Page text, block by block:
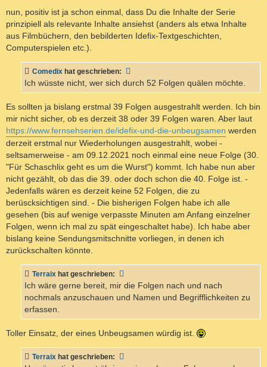
nun, positiv ist ja schon einmal, dass Du die Inhalte der Serie
prinzipiell als relevante Inhalte ansiehst (anders als etwa Inhalte
aus Filmbüchern, den bebilderten Idefix-Textgeschichten,
Computerspielen etc.).
Comedix hat geschrieben:
Ich wüsste nicht, wer sich durch 52 Folgen quälen möchte.
Es sollten ja bislang erstmal 39 Folgen ausgestrahlt werden. Ich bin
mir nicht sicher, ob es derzeit 38 oder 39 Folgen waren. Aber laut
https://www.fernsehserien.de/idefix-und-die-unbeugsamen werden
derzeit erstmal nur Wiederholungen ausgestrahlt, wobei -
seltsamerweise - am 09.12.2021 noch einmal eine neue Folge (30.
"Für Schaschlix geht es um die Wurst") kommt. Ich habe nun aber
nicht gezählt, ob das die 39. oder doch schon die 40. Folge ist. -
Jedenfalls wären es derzeit keine 52 Folgen, die zu
berüscksichtigen sind. - Die bisherigen Folgen habe ich alle
gesehen (bis auf wenige verpasste Minuten am Anfang einzelner
Folgen, wenn ich mal zu spät eingeschaltet habe). Ich habe aber
bislang keine Sendungsmitschnitte vorliegen, in denen ich
zurückschalten könnte.
Terraix hat geschrieben:
Ich wäre gerne bereit, mir die Folgen nach und nach
nochmals anzuschauen und Namen und Begrifflichkeiten zu
erfassen.
Toller Einsatz, der eines Unbeugsamen würdig ist.
Terraix hat geschrieben: